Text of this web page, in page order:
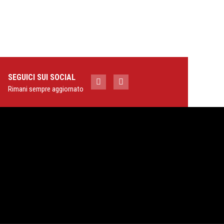
SEGUICI SUI SOCIAL
Rimani sempre aggiornato